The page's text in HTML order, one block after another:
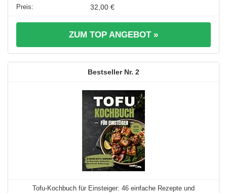
32,00 €
ZUM TOP ANGEBOT »
2
Tofu-Kochbuch für Einsteiger: 46 einfache Rezepte und